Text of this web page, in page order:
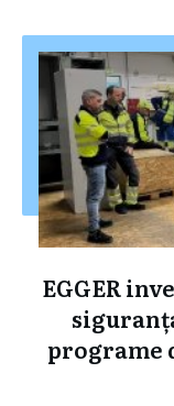
EGGER
programe